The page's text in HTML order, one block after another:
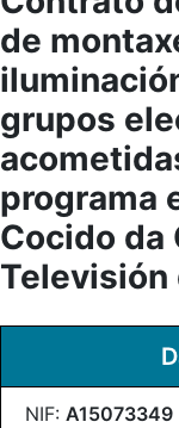
de
grupos
programa
Cocido da
Televisión
NIF: A15073349